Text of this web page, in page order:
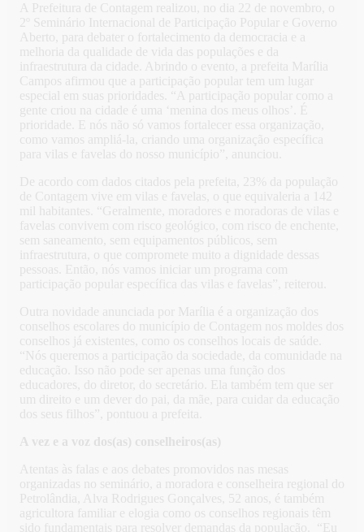
A Prefeitura de Contagem realizou, no dia 22 de novembro, o
2º Seminário Internacional de Participação Popular e Governo
Aberto, para debater o fortalecimento da democracia e a
melhoria da qualidade de vida das populações e da
infraestrutura da cidade. Abrindo o evento, a prefeita Marília
Campos afirmou que a participação popular tem um lugar
especial em suas prioridades. “A participação popular como a
gente criou na cidade é uma ‘menina dos meus olhos’. É
prioridade. E nós não só vamos fortalecer essa organização,
como vamos ampliá-la, criando uma organização específica
para vilas e favelas do nosso município”, anunciou.
De acordo com dados citados pela prefeita, 23% da população
de Contagem vive em vilas e favelas, o que equivaleria a 142
mil habitantes. “Geralmente, moradores e moradoras de vilas e
favelas convivem com risco geológico, com risco de enchente,
sem saneamento, sem equipamentos públicos, sem
infraestrutura, o que compromete muito a dignidade dessas
pessoas. Então, nós vamos iniciar um programa com
participação popular específica das vilas e favelas”, reiterou.
Outra novidade anunciada por Marília é a organização dos
conselhos escolares do município de Contagem nos moldes dos
conselhos já existentes, como os conselhos locais de saúde.
“Nós queremos a participação da sociedade, da comunidade na
educação. Isso não pode ser apenas uma função dos
educadores, do diretor, do secretário. Ela também tem que ser
um direito e um dever do pai, da mãe, para cuidar da educação
dos seus filhos”, pontuou a prefeita.
A vez e a voz dos(as) conselheiros(as)
Atentas às falas e aos debates promovidos nas mesas
organizadas no seminário, a moradora e conselheira regional do
Petrolândia, Alva Rodrigues Gonçalves, 52 anos, é também
agricultora familiar e elogia como os conselhos regionais têm
sido fundamentais para resolver demandas da população. “Eu